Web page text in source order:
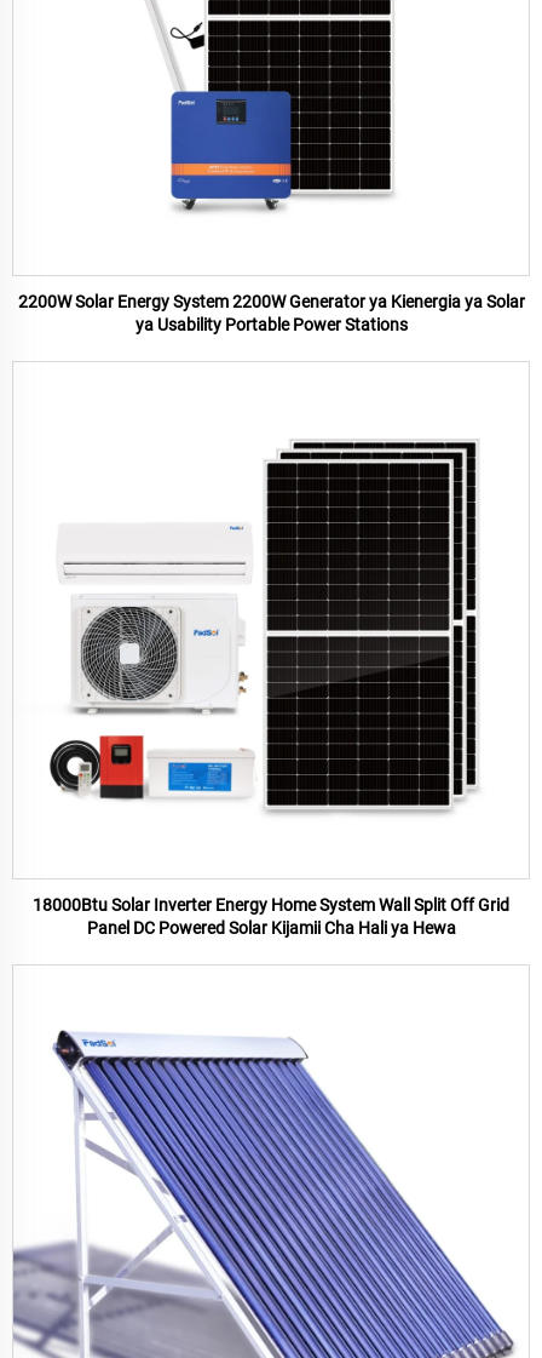
2200W Solar Energy System 2200W Generator ya Kienergia ya Solar
ya Usability Portable Power Stations
18000Btu Solar Inverter Energy Home System Wall Split Off Grid
Panel DC Powered Solar Kijamii Cha Hali ya Hewa